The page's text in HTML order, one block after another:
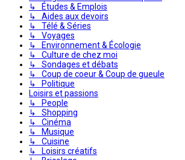
↳ Études & Emplois
↳ Aides aux devoirs
↳ Télé & Séries
↳ Voyages
↳ Environnement & Écologie
↳ Culture de chez moi
↳ Sondages et débats
↳ Coup de coeur & Coup de gueule
↳ Politique
Loisirs et passions
↳ People
↳ Shopping
↳ Cinéma
↳ Musique
↳ Cuisine
↳ Loisirs créatifs